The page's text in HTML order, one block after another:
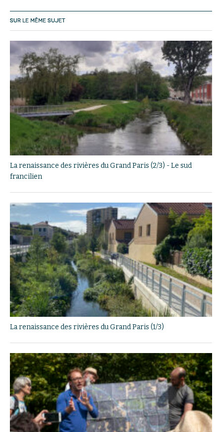
SUR LE MÊME SUJET
La renaissance des rivières du Grand Paris (2/3) - Le sud
francilien
La renaissance des rivières du Grand Paris (1/3)